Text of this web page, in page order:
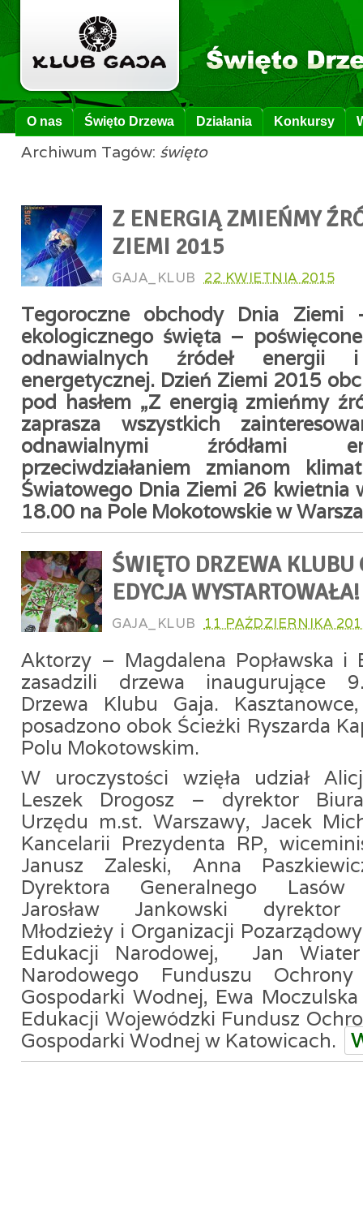
O nas Święto Drzewa Działania Konkursy
Archiwum Tagów: święto
Z ENERGIĄ ZMIEŃMY
ZIEMI 2015
GAJA_KLUB 22 KWIETNIA 2015
Tegoroczne obchody Dnia Ziemi
ekologicznego święta –
odnawialnych źródeł energii
energetycznej. Dzień Ziemi 2015
pod hasłem „Z energią zmieńmy
zaprasza wszystkich
odnawialnymi źródłami
przeciwdziałaniem zmianom
Światowego Dnia Ziemi 26 kwietnia
18.00 na Pole Mokotowskie w
ŚWIĘTO DRZEWA KLUBU
EDYCJA WYSTARTOWAŁA!
GAJA_KLUB 11 PAŹDZIERNIKA
Aktorzy – Magdalena Popławska i
zasadzili drzewa inaugurujące
Drzewa Klubu Gaja.
posadzono obok Ścieżki Ryszarda
Polu Mokotowskim.
W uroczystości wzięła udział
Leszek Drogosz – dyrektor
Urzędu m.st. Warszawy, Jacek
Kancelarii Prezydenta RP,
Janusz Zaleski, Anna
Dyrektora Generalnego Lasów
Jarosław Jankowski dyrektor
Młodzieży i Organizacji
Edukacji Narodowej, Jan
Narodowego Funduszu
Gospodarki Wodnej, Ewa
Edukacji Wojewódzki Fundusz
Gospodarki Wodnej w Katowicach.